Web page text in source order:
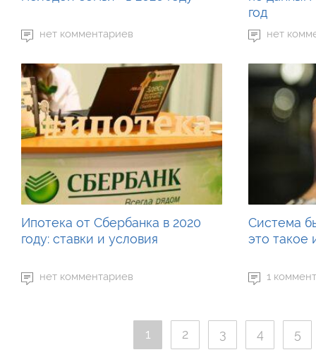
нет комментариев
год
нет
Ипотека от Сбербанка в 2020
году: ставки и условия
нет комментариев
Система
это такое
1
1 2 3 4 5